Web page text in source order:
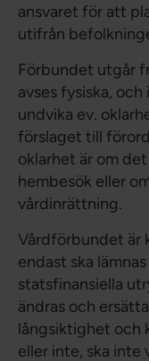
ansvaret för att
utifrån
Förbundet utgår
avses fysiska,
undvika ev.
förslaget till
oklarhet är om
hembesök eller
vårdinrättning.
Vårdförbundet är
endast ska
statsfinansiella
ändras och
långsiktighet och
eller inte, ska inte